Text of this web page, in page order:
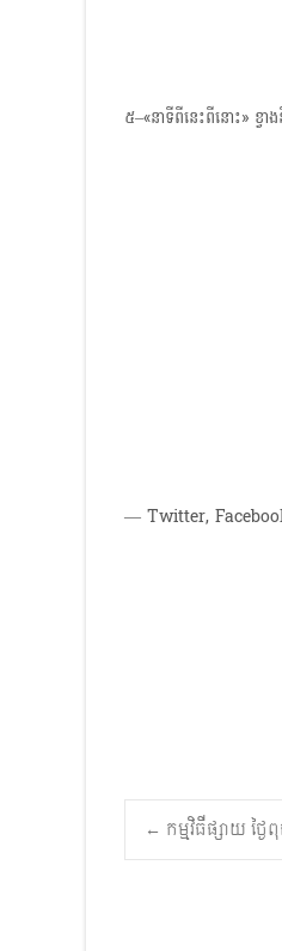
៥–«នាទីពីនេះពីនោះ»​ ខ្
— ​Twitter,
← កម្មវិធីផ្សាយ ថ្ង